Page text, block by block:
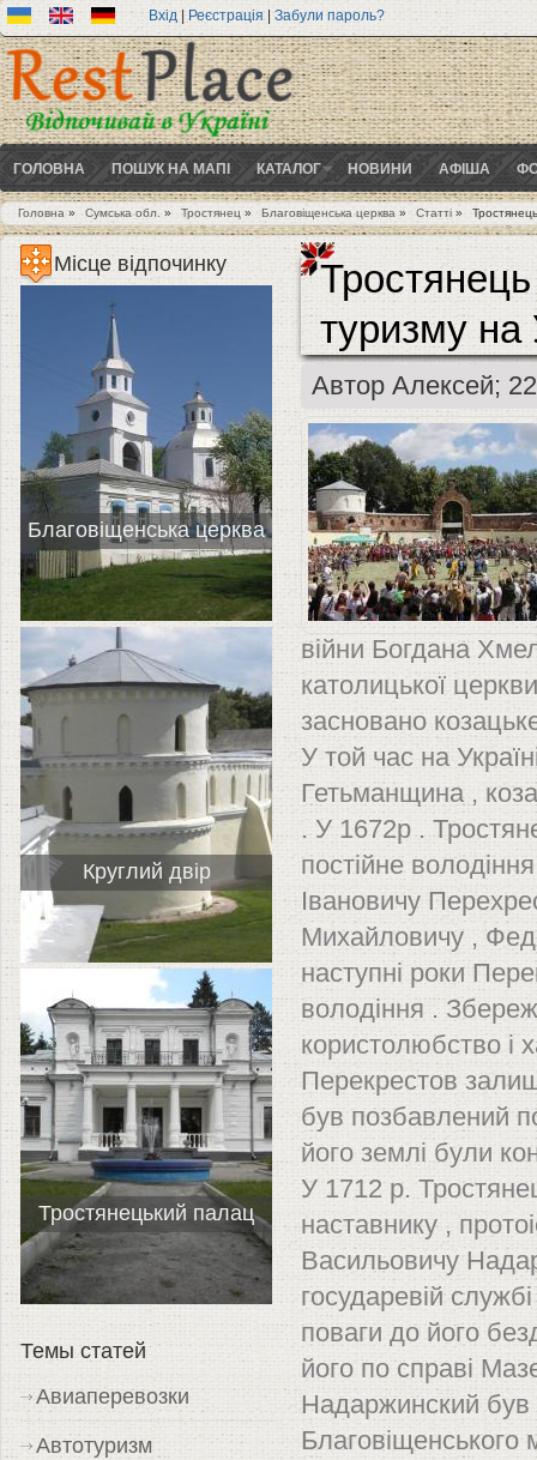
Вхід | Реєстрація|Забули пароль?
ГОЛОВНА ПОШУК НА МАПІ КАТАЛОГ НОВИНИ АФІША
Ви є тут
Головна» Сумська обл. » Тростянец » Благовіщенська церква » Статті»
туризму на
Автор Алексей;
війни Богдана
католицької
засновано
У той час на
Гетьманщина ,
. У 1672р .
постійне
Івановичу
Михайловичу ,
наступні роки
володіння .
користолюбство і
Перекрестов
був позбавлений
його землі були
У 1712 р.
наставнику ,
Васильовичу
государевій
поваги до його
його по справі
Надаржинский був
Місце відпочинку
Благовіщенська церква
Круглий двір
Тростянецький палац
Темы статей
Авиаперевозки
Автотуризм